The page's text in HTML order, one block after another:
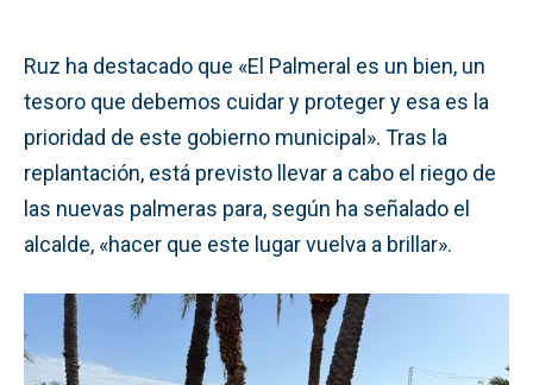
Ruz ha destacado que «El Palmeral es un bien, un
tesoro que debemos cuidar y proteger y esa es la
prioridad de este gobierno municipal». Tras la
replantación, está previsto llevar a cabo el riego de
las nuevas palmeras para, según ha señalado el
alcalde, «hacer que este lugar vuelva a brillar».